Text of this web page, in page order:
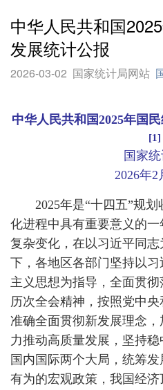
中华人民共和国
发展统计公报
2026-03-02 国家统计局网站
中华人民共和国2025年国
[1]
国家
2026年2
2025年是“十四五”规
化进程中具有重要意义的
复杂变化，在以习近平同
下，各地区各部门坚持以
主义思想为指导，全面贯
历次全会精神，按照党中
准确全面贯彻新发展理念
力推动高质量发展，坚持
国内国际两个大局，统筹
有为的宏观政策，我国经